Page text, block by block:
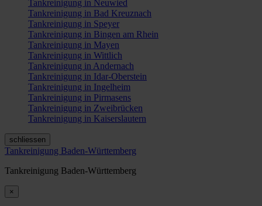
Tankreinigung in Neuwied
Tankreinigung in Bad Kreuznach
Tankreinigung in Speyer
Tankreinigung in Bingen am Rhein
Tankreinigung in Mayen
Tankreinigung in Wittlich
Tankreinigung in Andernach
Tankreinigung in Idar-Oberstein
Tankreinigung in Ingelheim
Tankreinigung in Pirmasens
Tankreinigung in Zweibrücken
Tankreinigung in Kaiserslautern
schliessen
Tankreinigung Baden-Württemberg
Tankreinigung Baden-Württemberg
×